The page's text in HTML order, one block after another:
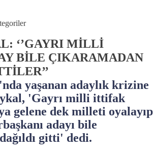
‘’GAYRI MİLLİ
BİLE ÇIKARAMADAN
yaşanan adaylık krizine
'Gayrı milli ittifak
gelene dek milleti oyalayıp
adayı bile
gitti' dedi.